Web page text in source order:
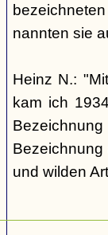
nannten sie
Heinz N.:
kam ich
und wilden